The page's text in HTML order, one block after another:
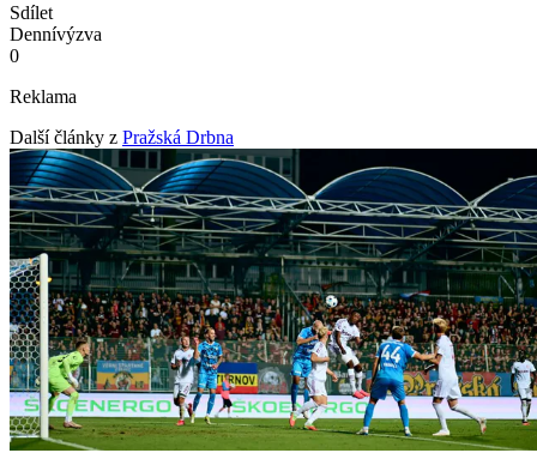
Sdílet
Dennívýzva
0
Reklama
Další články z Pražská Drbna